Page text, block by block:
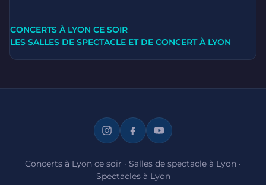
CONCERTS À LYON CE SOIR
LES SALLES DE SPECTACLE ET DE CONCERT À LYON
Concerts à Lyon ce soir · Salles de spectacle à Lyon ·
Spectacles à Lyon